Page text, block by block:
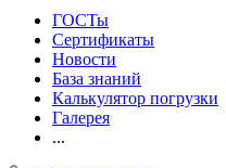
ГОСТы
Сертификаты
Новости
База знаний
Калькулятор погрузки
Галерея
...